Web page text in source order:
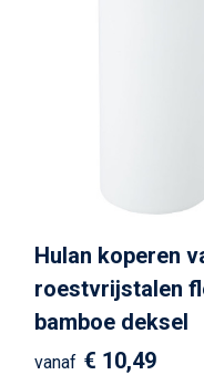
Hulan koperen
roestvrijstalen
bamboe deksel
vanaf € 10,49